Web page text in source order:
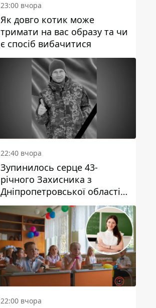
23:00 вчора
Як довго котик може
тримати на вас образу та чи
є спосіб вибачитися
22:40 вчора
Зупинилось серце 43-
річного Захисника з
Дніпропетровської області
Євгена Зінченка
22:00 вчора